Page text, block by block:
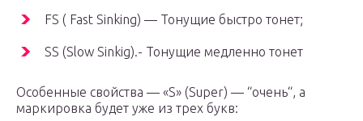
FS ( Fast Sinking) — Тонущие быстро тонет;
SS (Slow Sinkig).- Тонущие медленно тонет
Особенные свойства — «S» (Super) — “очень“, а
маркировка будет уже из трех букв: